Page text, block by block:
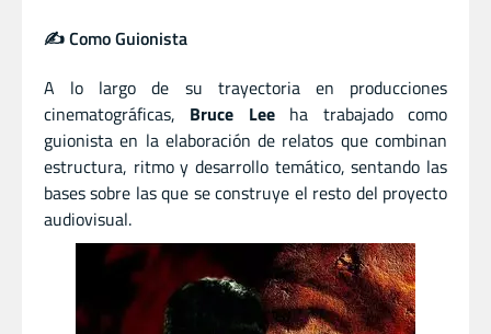
✍️ Como Guionista
A lo largo de su trayectoria en producciones
cinematográficas, Bruce Leeha trabajado como
guionista en la elaboración de relatos que combinan
estructura, ritmo y desarrollo temático, sentando las
bases sobre las que se construye el resto del proyecto
audiovisual.